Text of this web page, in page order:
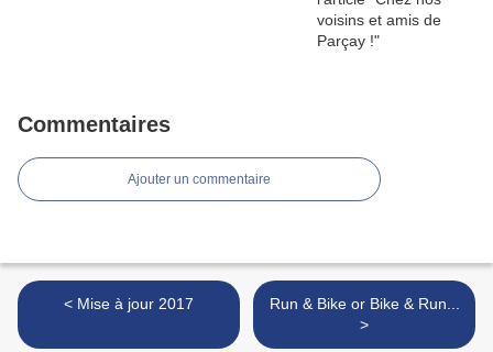
Commentaires
Ajouter un commentaire
< Mise à jour 2017
Run & Bike or Bike & Run...
>